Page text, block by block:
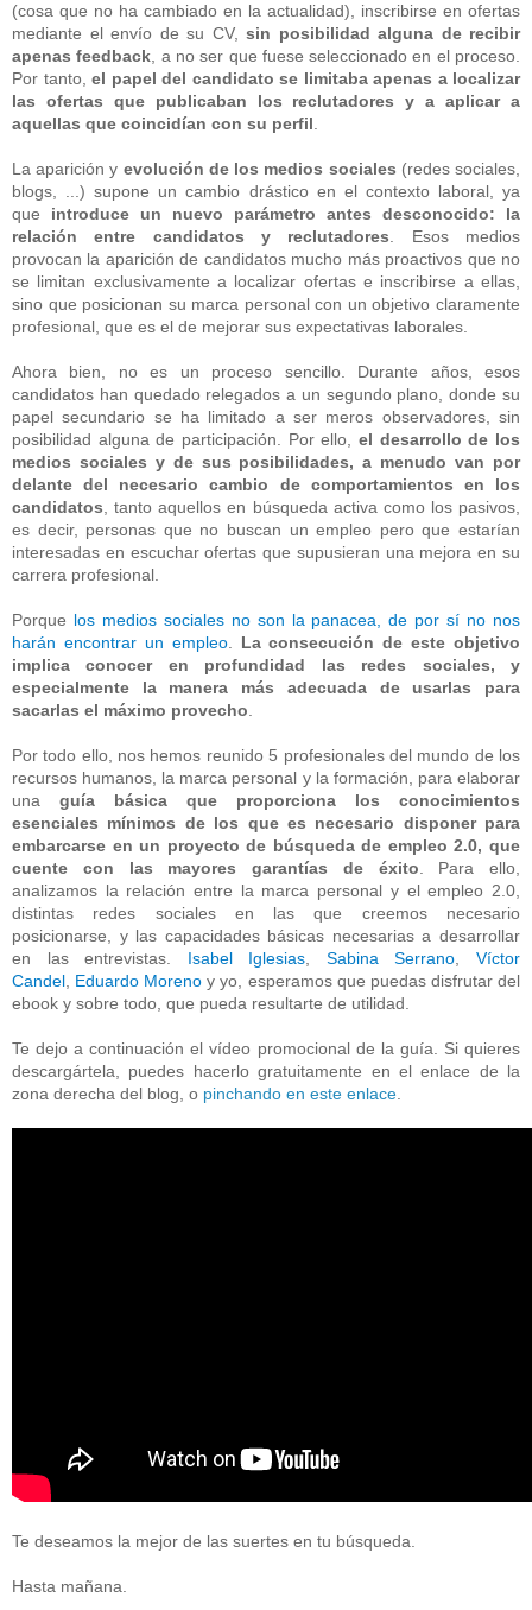
(cosa que no ha cambiado en la actualidad), inscribirse en ofertas
mediante el envío de su CV, sin posibilidad alguna de recibir
apenas feedback, a no ser que fuese seleccionado en el proceso.
Por tanto, el papel del candidato se limitaba apenas a localizar
las ofertas que publicaban los reclutadores y a aplicar a
aquellas que coincidían con su perfil.
La aparición y evolución de los medios sociales (redes sociales,
blogs, ...) supone un cambio drástico en el contexto laboral, ya
que introduce un nuevo parámetro antes desconocido: la
relación entre candidatos y reclutadores. Esos medios
provocan la aparición de candidatos mucho más proactivos que no
se limitan exclusivamente a localizar ofertas e inscribirse a ellas,
sino que posicionan su marca personal con un objetivo claramente
profesional, que es el de mejorar sus expectativas laborales.
Ahora bien, no es un proceso sencillo. Durante años, esos
candidatos han quedado relegados a un segundo plano, donde su
papel secundario se ha limitado a ser meros observadores, sin
posibilidad alguna de participación. Por ello, el desarrollo de los
medios sociales y de sus posibilidades, a menudo van por
delante del necesario cambio de comportamientos en los
candidatos, tanto aquellos en búsqueda activa como los pasivos,
es decir, personas que no buscan un empleo pero que estarían
interesadas en escuchar ofertas que supusieran una mejora en su
carrera profesional.
Porque los medios sociales no son la panacea, de por sí no nos
harán encontrar un empleo. La consecución de este objetivo
implica conocer en profundidad las redes sociales, y
especialmente la manera más adecuada de usarlas para
sacarlas el máximo provecho.
Por todo ello, nos hemos reunido 5 profesionales del mundo de los
recursos humanos, la marca personal y la formación, para elaborar
una guía básica que proporciona los conocimientos
esenciales mínimos de los que es necesario disponer para
embarcarse en un proyecto de búsqueda de empleo 2.0, que
cuente con las mayores garantías de éxito. Para ello,
analizamos la relación entre la marca personal y el empleo 2.0,
distintas redes sociales en las que creemos necesario
posicionarse, y las capacidades básicas necesarias a desarrollar
en las entrevistas. Isabel Iglesias, Sabina Serrano,Víctor
Candel, Eduardo Moreno y yo, esperamos que puedas disfrutar del
ebook y sobre todo, que pueda resultarte de utilidad.
Te dejo a continuación el vídeo promocional de la guía. Si quieres
descargártela, puedes hacerlo gratuitamente en el enlace de la
zona derecha del blog, o pinchando en este enlace.
Te deseamos la mejor de las suertes en tu búsqueda.
Hasta mañana.